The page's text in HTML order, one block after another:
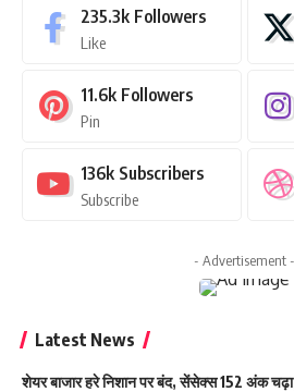
235.3k Followers
Like
11.6k Followers
Pin
136k Subscribers
Subscribe
- Advertisement -
Latest News
शेयर बाजार हरे निशान पर बंद, सेंसेक्स 152 अंक चढ़ा;